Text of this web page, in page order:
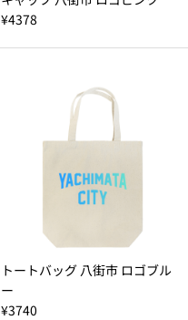
¥4378
トートバッグ 八街市 ロゴブル
ー
¥3740